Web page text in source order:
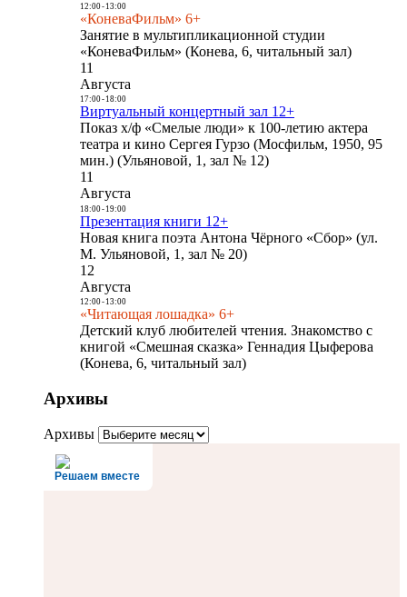
12:00- 13:00
«КоневаФильм» 6+
Занятие в мультипликационной студии
«КоневаФильм» (Конева, 6, читальный зал)
11
Августа
17:00- 18:00
Виртуальный концертный зал 12+
Показ х/ф «Смелые люди» к 100-летию актера
театра и кино Сергея Гурзо (Мосфильм, 1950, 95
мин.) (Ульяновой, 1, зал № 12)
11
Августа
18:00- 19:00
Презентация книги 12+
Новая книга поэта Антона Чёрного «Сбор» (ул.
М. Ульяновой, 1, зал № 20)
12
Августа
12:00- 13:00
«Читающая лошадка» 6+
Детский клуб любителей чтения. Знакомство с
книгой «Смешная сказка» Геннадия Цыферова
(Конева, 6, читальный зал)
Архивы
Архивы
Решаем вместе